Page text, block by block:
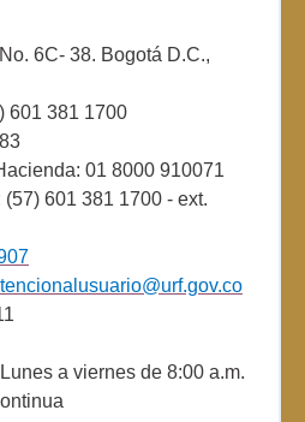
6C- 38. Bogotá D.C.,
601 381 1700
01 8000 910071
601 381 1700 - ext.
a viernes de 8:00 a.m.